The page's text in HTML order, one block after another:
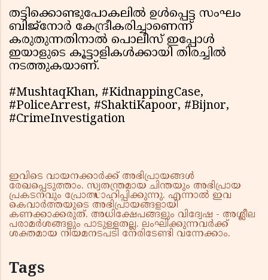
തട്ടിക്കൊണ്ടുപോകലിൽ ഉൾപ്പെട്ട സംഘം
ബിജ്നോർ കേന്ദ്രീകരിച്ചാണെന്ന്
കരുതുന്നതിനാൽ പൊലീസ് ഇപ്പോൾ
ഇയാളുടെ കൂട്ടാളികൾക്കായി തിരച്ചിൽ
നടത്തുകയാണ്.
#MushtaqKhan, #KidnappingCase,
#PoliceArrest, #ShaktiKapoor, #Bijnor,
#CrimeInvestigation
ഇവിടെ വായനക്കാർക്ക് അഭിപ്രായങ്ങൾ
രേഖപ്പെടുത്താം. സ്വതന്ത്രമായ ചിന്തയും അഭിപ്രായ
പ്രകടനവും പ്രോത്സാഹിപ്പിക്കുന്നു. എന്നാൽ ഇവ
കെവാർത്തയുടെ അഭിപ്രായങ്ങളായി
കണക്കാക്കരുത്. അധിക്ഷേപങ്ങളും വിദ്വേഷ - അശ്ലീല
പരാമർശങ്ങളും പാടുള്ളതല്ല. ലംഘിക്കുന്നവർക്ക്
ശക്തമായ നിയമനടപടി നേരിടേണ്ടി വന്നേക്കാം.
Tags